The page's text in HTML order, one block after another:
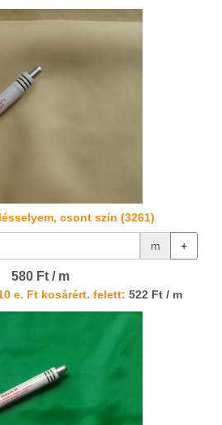
csont szín (3261)
m +
580 Ft / m
e. Ft kosárért. felett: 522 Ft / m